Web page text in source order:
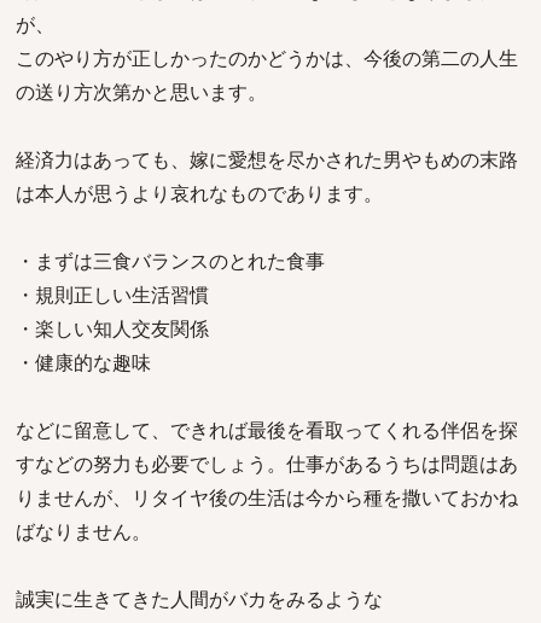
が、
このやり方が正しかったのかどうかは、今後の第二の人生
の送り方次第かと思います。
経済力はあっても、嫁に愛想を尽かされた男やもめの末路
は本人が思うより哀れなものであります。
・まずは三食バランスのとれた食事
・規則正しい生活習慣
・楽しい知人交友関係
・健康的な趣味
などに留意して、できれば最後を看取ってくれる伴侶を探
すなどの努力も必要でしょう。仕事があるうちは問題はあ
りませんが、リタイヤ後の生活は今から種を撒いておかね
ばなりません。
誠実に生きてきた人間がバカをみるような